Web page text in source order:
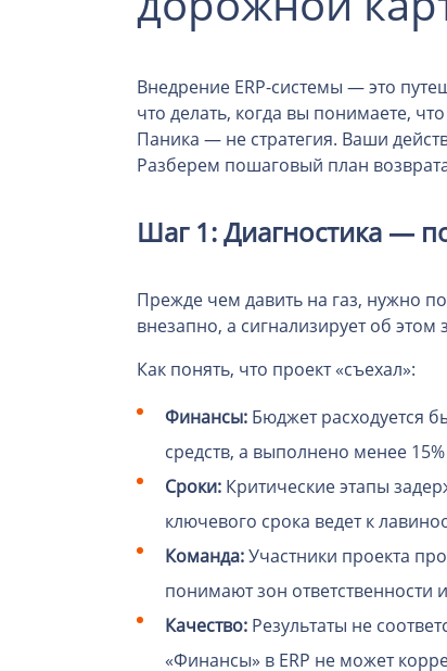
Внедрение ERP-системы — это
что делать, когда вы понимаете,
Паника — не стратегия. Ваши
Разберем пошаговый план
Шаг 1: Диагностика —
Прежде чем давить на газ, нужно
внезапно, а сигнализирует об этом
Как понять, что проект «съехал»:
Финансы: Бюджет расходуется
средств, а выполнено менее
Сроки: Критические этапы
ключевого срока ведет к
Команда:Участники проекта
понимают зон ответственности
Качество: Результаты не
«Финансы» в ERP не может